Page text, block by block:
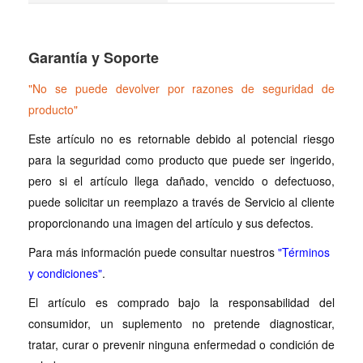
Garantía y Soporte
"No se puede devolver por razones de seguridad de
producto"
Este artículo no es retornable debido al potencial riesgo
para la seguridad como producto que puede ser ingerido,
pero si el artículo llega dañado, vencido o defectuoso,
puede solicitar un reemplazo a través de Servicio al cliente
proporcionando una imagen del artículo y sus defectos.
Para más información puede consultar nuestros "Términos
y condiciones".
El artículo es comprado bajo la responsabilidad del
consumidor, un suplemento no pretende diagnosticar,
tratar, curar o prevenir ninguna enfermedad o condición de